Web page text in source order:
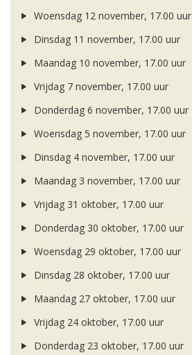
Woensdag 12 november, 17.00 uur
Dinsdag 11 november, 17.00 uur
Maandag 10 november, 17.00 uur
Vrijdag 7 november, 17.00 uur
Donderdag 6 november, 17.00 uur
Woensdag 5 november, 17.00 uur
Dinsdag 4 november, 17.00 uur
Maandag 3 november, 17.00 uur
Vrijdag 31 oktober, 17.00 uur
Donderdag 30 oktober, 17.00 uur
Woensdag 29 oktober, 17.00 uur
Dinsdag 28 oktober, 17.00 uur
Maandag 27 oktober, 17.00 uur
Vrijdag 24 oktober, 17.00 uur
Donderdag 23 oktober, 17.00 uur